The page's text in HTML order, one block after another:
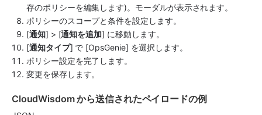
存のポリシーを編集します)。モーダルが表示されます。
ポリシーの​スコープ​と​条件​を設定します。
​[通知]​ > [通知を追加]​ に移動します。
[通知タイプ] で ​[OpsGenie]​ を選択します。
ポリシー設定を完了します。
変更を保存します​。
CloudWisdom から送信されたペイロードの例